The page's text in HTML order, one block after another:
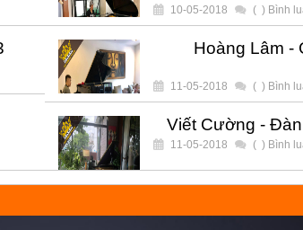
10-05-2018 ( ) Bình
Hoàng Lâm -
11-05-2018 ( ) Bình
Viết Cường -
11-05-2018 ( ) Bình